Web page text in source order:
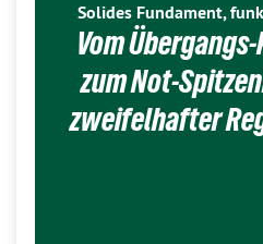
Solides Fundament,
Vom
zum Not-
zweifelhafter